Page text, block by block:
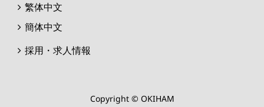
繁体中文
簡体中文
採用・求人情報
Copyright © OKIHAM